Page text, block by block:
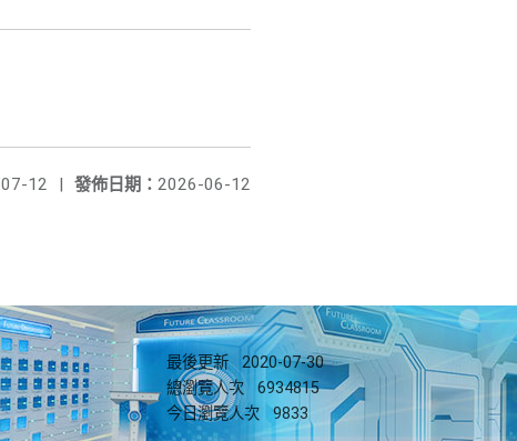
發佈日期： 2026-06-12
12 |
最後更新
2020-07-30
總瀏覽人次
6934815
今日瀏覽人次
9833